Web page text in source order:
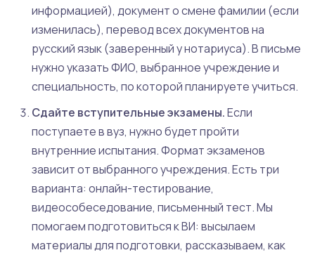
информацией), документ о смене фамилии (если
изменилась), перевод всех документов на
русский язык (заверенный у нотариуса). В письме
нужно указать ФИО, выбранное учреждение и
специальность, по которой планируете учиться.
Сдайте вступительные экзамены.Если
поступаете в вуз, нужно будет пройти
внутренние испытания. Формат экзаменов
зависит от выбранного учреждения. Есть три
варианта: онлайн-тестирование,
видеособеседование, письменный тест. Мы
помогаем подготовиться к ВИ: высылаем
материалы для подготовки, рассказываем, как